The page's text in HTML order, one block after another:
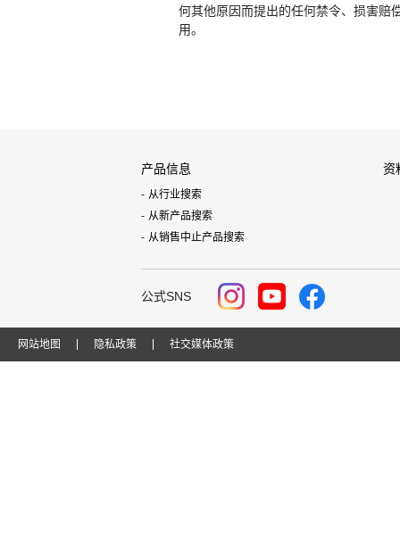
何其他原因而提出的任何禁令、损害赔
用。
产品信息
从行业搜索
从新产品搜索
从销售中止产品搜索
资
公式SNS
网站地图 隐私政策 社交媒体政策